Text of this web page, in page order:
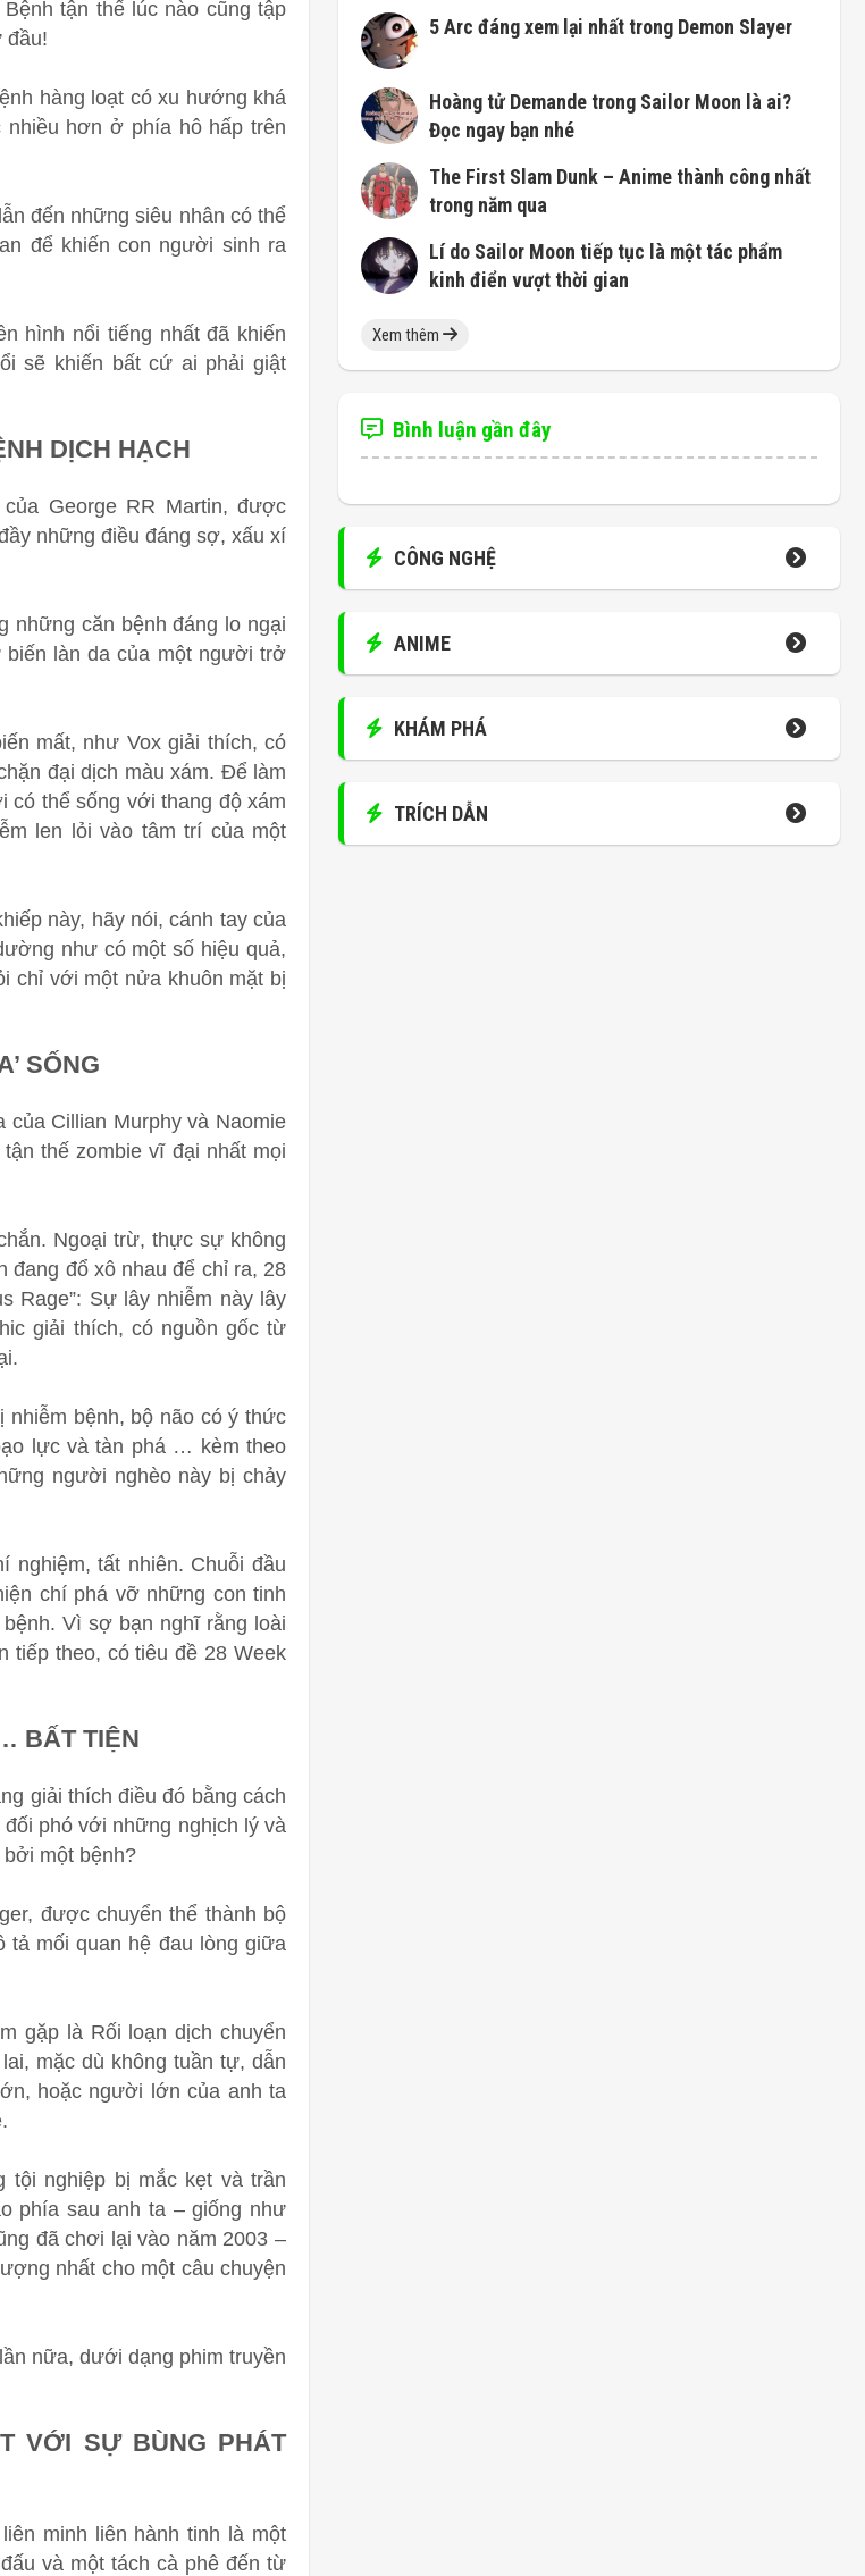
tận thế lúc nào cũng tập
đầu!
hàng loạt có xu hướng khá
hơn ở phía hô hấp trên
đến những siêu nhân có thể
để khiến con người sinh ra
hình nổi tiếng nhất đã khiến
sẽ khiến bất cứ ai phải giật
DỊCH HẠCH
George RR Martin, được
những điều đáng sợ, xấu xí
những căn bệnh đáng lo ngại
biến làn da của một người trở
mất, như Vox giải thích, có
đại dịch màu xám. Để làm
có thể sống với thang độ xám
len lỏi vào tâm trí của một
này, hãy nói, cánh tay của
như có một số hiệu quả,
chỉ với một nửa khuôn mặt bị
SỐNG
của Cillian Murphy và Naomie
thế zombie vĩ đại nhất mọi
Ngoại trừ, thực sự không
đang đổ xô nhau để chỉ ra, 28
Rage”: Sự lây nhiễm này lây
giải thích, có nguồn gốc từ
bệnh, bộ não có ý thức
lực và tàn phá … kèm theo
người nghèo này bị chảy
nghiệm, tất nhiên. Chuỗi đầu
chí phá vỡ những con tinh
Vì sợ bạn nghĩ rằng loài
tiếp theo, có tiêu đề 28 Week
BẤT TIỆN
giải thích điều đó bằng cách
phó với những nghịch lý và
một bệnh?
được chuyển thể thành bộ
tả mối quan hệ đau lòng giữa
gặp là Rối loạn dịch chuyển
mặc dù không tuần tự, dẫn
hoặc người lớn của anh ta
tội nghiệp bị mắc kẹt và trần
phía sau anh ta – giống như
đã chơi lại vào năm 2003 –
nhất cho một câu chuyện
nữa, dưới dạng phim truyền
VỚI SỰ BÙNG PHÁT
minh liên hành tinh là một
và một tách cà phê đến từ
5 Arc đáng xem lại nhất trong Demon Slayer
Hoàng tử Demande trong Sailor Moon là ai?
Đọc ngay bạn nhé
The First Slam Dunk – Anime thành công nhất
trong năm qua
Lí do Sailor Moon tiếp tục là một tác phẩm
kinh điển vượt thời gian
Xem thêm
Bình luận gần đây
CÔNG NGHỆ
ANIME
KHÁM PHÁ
TRÍCH DẪN